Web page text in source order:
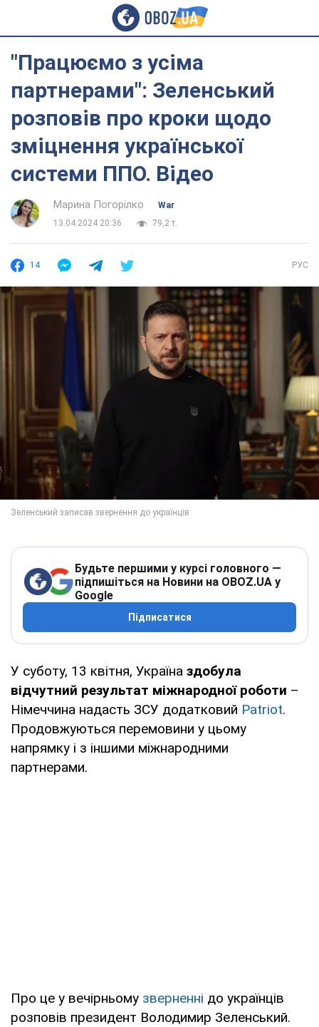
"Працюємо з усіма
партнерами": Зеленський
розповів про кроки щодо
зміцнення української
системи ППО. Відео
Марина Погорілко
War
13.04.2024 20:36
79,2 т.
14 РУС
Будьте першими у курсі головного —
підпишіться на Новини на OBOZ.UA у
Google
Підписатися
У суботу, 13 квітня, Україна здобула
відчутний результат міжнародної роботи –
Німеччина надасть ЗСУ додатковий Patriot.
Продовжуються перемовини у цьому
напрямку і з іншими міжнародними
партнерами.
Про це у вечірньому зверненні до українців
розповів президент Володимир Зеленський.